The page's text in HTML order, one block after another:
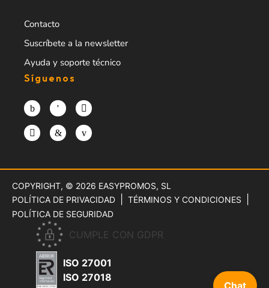
Contacto
Suscríbete a la newsletter
Ayuda y soporte técnico
Síguenos
Chat
COPYRIGHT, © 2026 EASYPROMOS, SL
POLÍTICA DE PRIVACIDAD
TÉRMINOS Y CONDICIONES
POLÍTICA DE SEGURIDAD
CUMPLE CON GDPR
ISO 27001
ISO 27018